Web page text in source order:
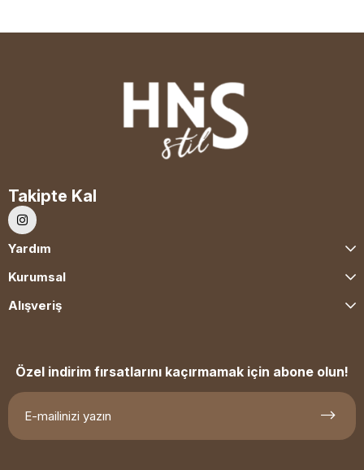
Takipte Kal
Yardım
Kurumsal
Alışveriş
Özel indirim fırsatlarını kaçırmamak için abone olun!